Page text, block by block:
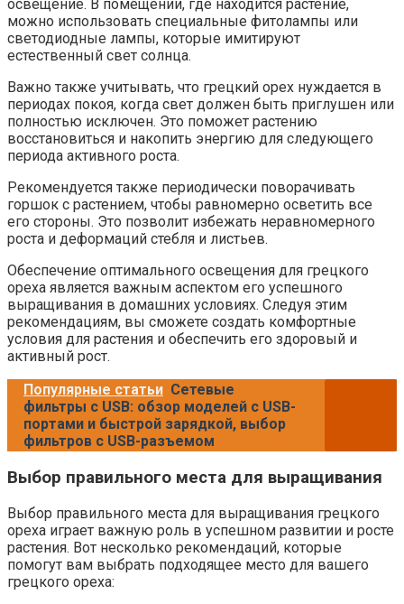
освещение. В помещении, где находится растение,
можно использовать специальные фитолампы или
светодиодные лампы, которые имитируют
естественный свет солнца.
Важно также учитывать, что грецкий орех нуждается в
периодах покоя, когда свет должен быть приглушен или
полностью исключен. Это поможет растению
восстановиться и накопить энергию для следующего
периода активного роста.
Рекомендуется также периодически поворачивать
горшок с растением, чтобы равномерно осветить все
его стороны. Это позволит избежать неравномерного
роста и деформаций стебля и листьев.
Обеспечение оптимального освещения для грецкого
ореха является важным аспектом его успешного
выращивания в домашних условиях. Следуя этим
рекомендациям, вы сможете создать комфортные
условия для растения и обеспечить его здоровый и
активный рост.
Популярные статьи Сетевые
фильтры с USB: обзор моделей с USB-
портами и быстрой зарядкой, выбор
фильтров с USB-разъемом
Выбор правильного места для выращивания
Выбор правильного места для выращивания грецкого
ореха играет важную роль в успешном развитии и росте
растения. Вот несколько рекомендаций, которые
помогут вам выбрать подходящее место для вашего
грецкого ореха: